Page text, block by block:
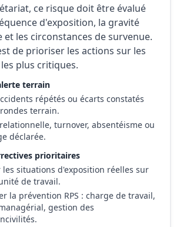
ce risque doit être évalué
d'exposition, la gravité
et les circonstances de survenue.
de prioriser les actions sur les
plus critiques.
terrain
répétés ou écarts constatés
terrain.
turnover, absentéisme ou
déclarée.
prioritaires
les situations d'exposition réelles sur
de travail.
la prévention RPS : charge de travail,
gestion des